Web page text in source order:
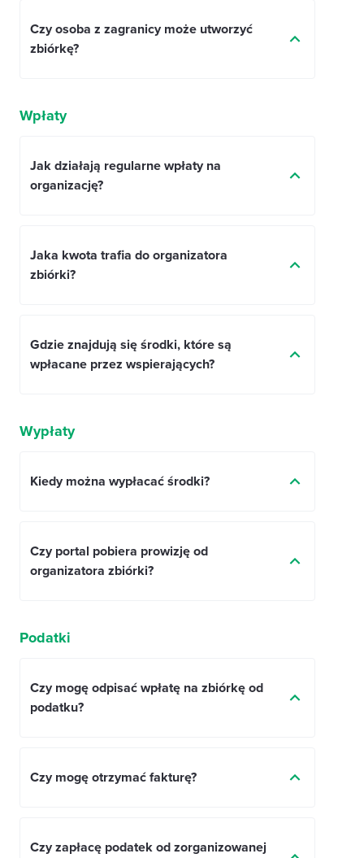
Czy osoba z zagranicy może utworzyć
zbiórkę?
Wpłaty
Jak działają regularne wpłaty na
organizację?
Jaka kwota trafia do organizatora
zbiórki?
Gdzie znajdują się środki, które są
wpłacane przez wspierających?
Wypłaty
Kiedy można wypłacać środki?
Czy portal pobiera prowizję od
organizatora zbiórki?
Podatki
Czy mogę odpisać wpłatę na zbiórkę od
podatku?
Czy mogę otrzymać fakturę?
Czy zapłacę podatek od zorganizowanej